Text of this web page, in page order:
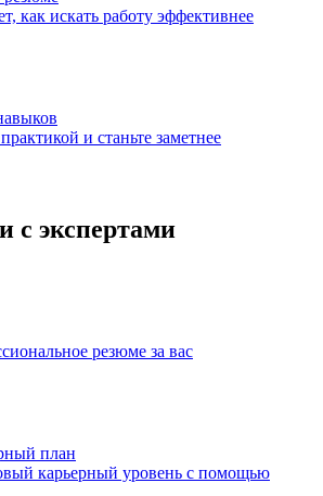
как искать работу эффективнее
и станьте заметнее
с экспертами
резюме за вас
план
карьерный уровень с помощью